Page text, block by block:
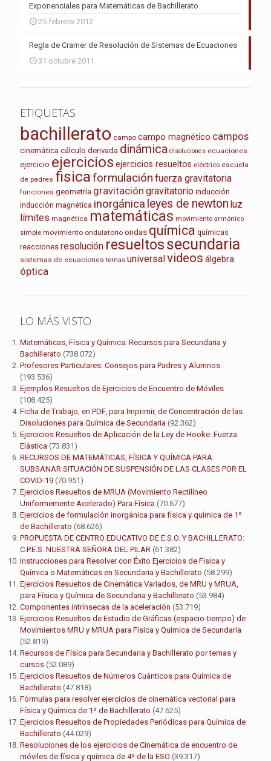
Exponenciales para Matemáticas de Bachillerato
25 febrero 2012
Regla de Cramer de Resolución de Sistemas de Ecuaciones
31 octubre 2011
ETIQUETAS
bachillerato campo campo magnético campos
cinemática cálculo derivada dinámica disoluciones ecuaciones
ejercicio ejercicios ejercicios resueltos eléctrico escuela
de padres fisicaformulación fuerza gravitatoria
funciones geometría gravitación gravitatorio inducción
inducción magnética inorgánica leyes de newton luz
límites magnética matemáticas movimiento armónico
simple movimiento ondulatorio ondas química químicas
reacciones resolución resueltossecundaria
sistemas de ecuaciones temas universalvideos álgebra
óptica
LO MÁS VISTO
Matemáticas, Física y Química: Recursos para Secundaria y
Bachillerato (738.072)
Profesores Particulares: Consejos para Padres y Alumnos
(193.536)
Ejemplos Resueltos de Ejercicios de Encuentro de Móviles
(108.425)
Ficha de Trabajo, en PDF, para Imprimir, de Concentración de las
Disoluciones para Química de Secundaria (92.362)
Ejercicios Resueltos de Aplicación de la Ley de Hooke: Fuerza
Elástica (73.831)
RECURSOS DE MATEMÁTICAS, FÍSICA Y QUÍMICA PARA
SUBSANAR SITUACIÓN DE SUSPENSIÓN DE LAS CLASES POR EL
COVID-19 (70.951)
Ejercicios Resueltos de MRUA (Movimiento Rectilíneo
Uniformemente Acelerado) Para Física (70.677)
Ejercicios de formulación inorgánica para física y química de 1º
de Bachillerato (68.626)
PROPUESTA DE CENTRO EDUCATIVO DE E.S.O. Y BACHILLERATO:
C.P.E.S. NUESTRA SEÑORA DEL PILAR (61.382)
Instrucciones para Resolver con Éxito Ejercicios de Física y
Química o Matemáticas en Secundaria y Bachillerato (58.299)
Ejercicios Resueltos de Cinemática Variados, de MRU y MRUA,
para Física y Química de Secundaria y Bachillerato (53.984)
Componentes intrínsecas de la aceleración (53.719)
Ejercicios Resueltos de Estudio de Gráficas (espacio-tiempo) de
Movimientos MRU y MRUA para Física y Química de Secundaria
(52.819)
Recursos de Física para Secundaria y Bachillerato por temas y
cursos (52.089)
Ejercicios Resueltos de Números Cuánticos para Quimica de
Bachillerato (47.818)
Fórmulas para resolver ejercicios de cinemática vectorial para
Física y Química de 1º de Bachillerato (47.625)
Ejercicios Resueltos de Propiedades Periódicas para Química de
Bachillerato (44.029)
Resoluciones de los ejercicios de Cinemática de encuentro de
móviles de física y química de 4º de la ESO (39.317)